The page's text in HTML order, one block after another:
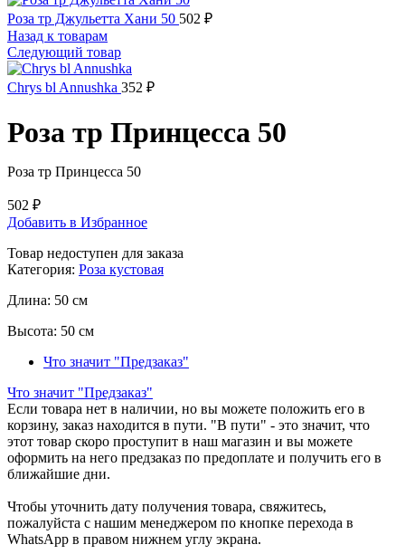
Роза тр Джульетта Хани 50 502 ₽
Назад к товарам
Следующий товар
Chrys bl Annushka 352 ₽
Роза тр Принцесса 50
Роза тр Принцесса 50
502 ₽
Добавить в Избранное
Товар недоступен для заказа
Категория: Роза кустовая
Длина: 50 см
Высота: 50 см
Что значит "Предзаказ"
Что значит "Предзаказ"
Если товара нет в наличии, но вы можете положить его в
корзину, заказ находится в пути. "В пути" - это значит, что
этот товар скоро проступит в наш магазин и вы можете
оформить на него предзаказ по предоплате и получить его в
ближайшие дни.
Чтобы уточнить дату получения товара, свяжитесь,
пожалуйста с нашим менеджером по кнопке перехода в
WhatsApp в правом нижнем углу экрана.